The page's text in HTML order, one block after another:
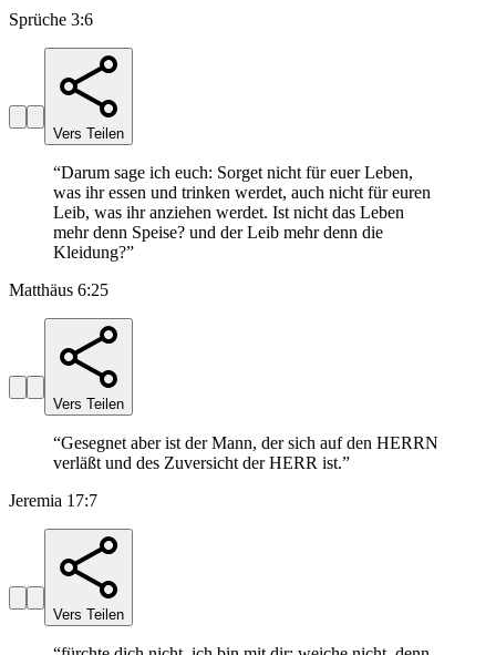
Sprüche 3:6
Vers Teilen
“Darum sage ich euch: Sorget nicht für euer Leben,
was ihr essen und trinken werdet, auch nicht für euren
Leib, was ihr anziehen werdet. Ist nicht das Leben
mehr denn Speise? und der Leib mehr denn die
Kleidung?”
Matthäus 6:25
Vers Teilen
“Gesegnet aber ist der Mann, der sich auf den HERRN
verläßt und des Zuversicht der HERR ist.”
Jeremia 17:7
Vers Teilen